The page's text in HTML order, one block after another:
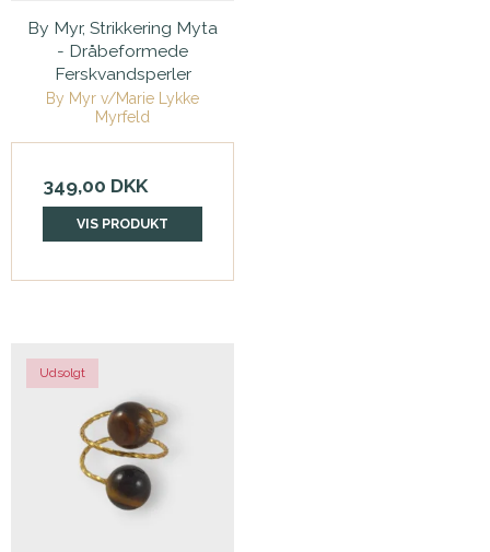
By Myr, Strikkering Myta
- Dråbeformede
Ferskvandsperler
By Myr v/Marie Lykke
Myrfeld
349,00 DKK
VIS PRODUKT
Udsolgt